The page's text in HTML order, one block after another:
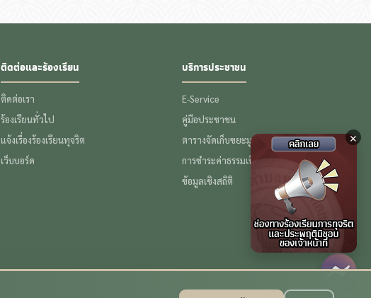
ติดต่อและร้องเรียน
ติดต่อเรา
ร้องเรียนทั่วไป
แจ้งเรื่องร้องเรียนทุจริต
เว็บบอร์ด
บริการประชาชน
E-Service
คู่มือประชาชน
ตารางจัดเก็บขยะมูลฝอย
การชำระค่าธรรมเนียมขยะ
ข้อมูลเชิงสถิติ
×